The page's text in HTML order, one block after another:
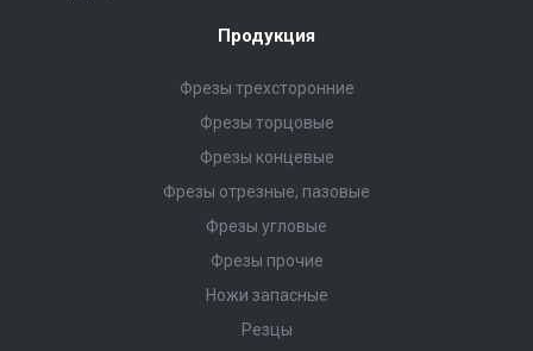
Продукция
Фрезы трехсторонние
Фрезы торцовые
Фрезы концевые
Фрезы отрезные, пазовые
Фрезы угловые
Фрезы прочие
Ножи запасные
Резцы